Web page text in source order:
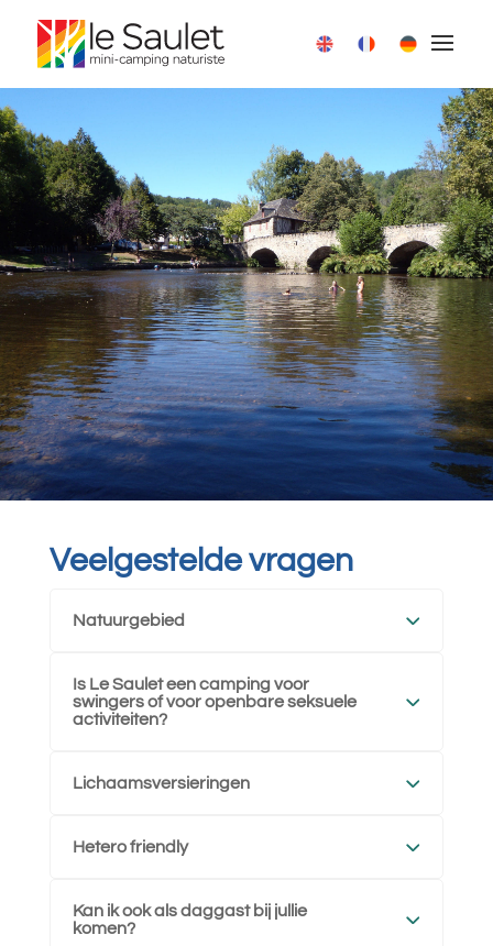
Veelgestelde vragen
Natuurgebied
Is Le Saulet een camping voor
swingers of voor openbare seksuele
activiteiten?
Lichaamsversieringen
Hetero friendly
Kan ik ook als daggast bij jullie
komen?